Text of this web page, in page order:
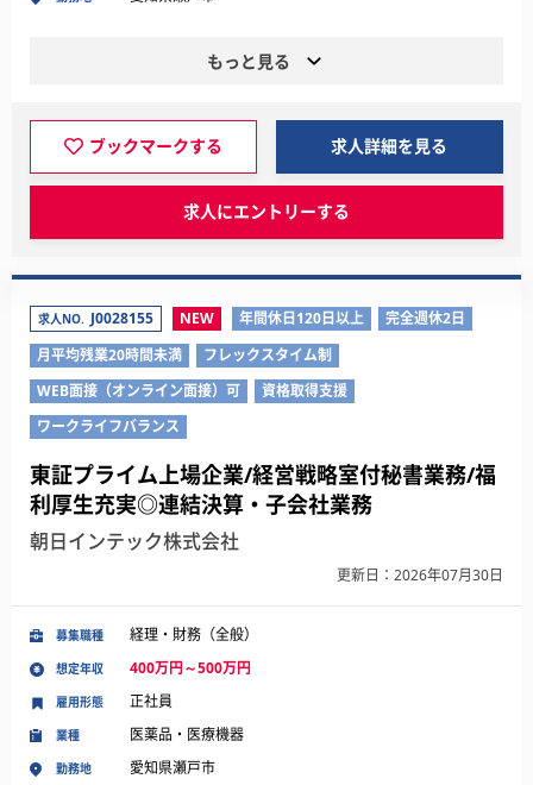
もっと見る
ブックマークする 求人詳細を見る
求人にエントリーする
求人NO. J0028155 NEW 年間休日120日以上
完全週休2日
月平均残業20時間未満
フレックスタイム制
WEB面接（オンライン面接）可
資格取得支援
ワークライフバランス
東証プライム上場企業/経営戦略室付秘書業務/福
利厚生充実◎連結決算・子会社業務
朝日インテック株式会社
更新日：2026年07月30日
募集職種 経理・財務（全般）
想定年収 400万円～500万円
業種 医薬品・医療機器
勤務地 愛知県瀬戸市
雇用形態 正社員